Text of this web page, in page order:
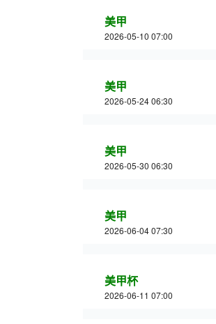
美甲
2026-05-10 07:00
美甲
2026-05-24 06:30
美甲
2026-05-30 06:30
美甲
2026-06-04 07:30
美甲杯
2026-06-11 07:00